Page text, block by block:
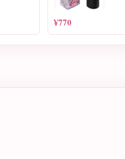
¥770